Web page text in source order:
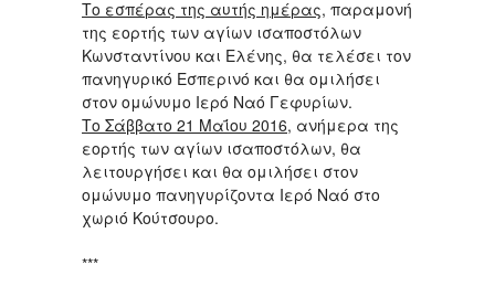
Το εσπέρας της αυτής ημέρας, παραμονή
της εορτής των αγίων ισαποστόλων
Κωνσταντίνου και Ελένης, θα τελέσει τον
πανηγυρικό Εσπερινό και θα ομιλήσει
στον ομώνυμο Ιερό Ναό Γεφυρίων.
Το Σάββατο 21 Μαΐου 2016, ανήμερα της
εορτής των αγίων ισαποστόλων, θα
λειτουργήσει και θα ομιλήσει στον
ομώνυμο πανηγυρίζοντα Ιερό Ναό στο
χωριό Κούτσουρο.
***